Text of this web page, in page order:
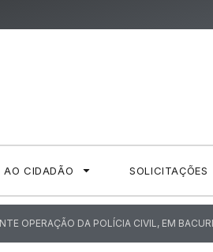
AO CIDADÃO SOLICITAÇÕES
OPERAÇÃO DA POLÍCIA CIVIL, EM BACURI